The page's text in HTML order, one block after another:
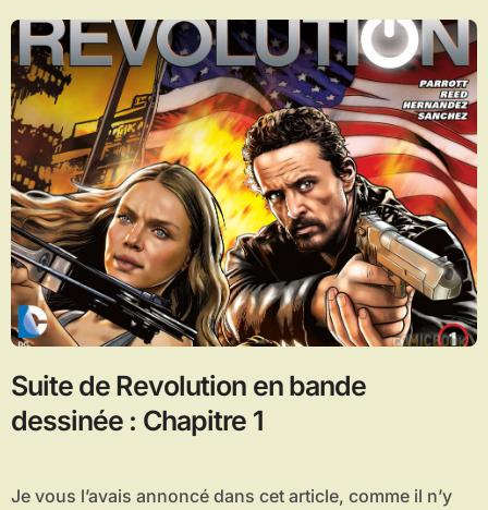
Suite de Revolution en bande
dessinée : Chapitre 1
Je vous l’avais annoncé dans cet article, comme il n’y